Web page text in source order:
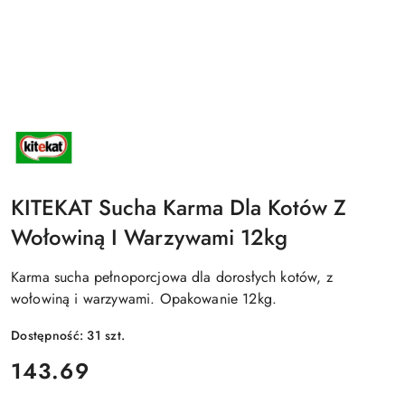
NAZWA
PRODUCENTA:
KITEKAT
KITEKAT Sucha Karma Dla Kotów Z
Wołowiną I Warzywami 12kg
Karma sucha pełnoporcjowa dla dorosłych kotów, z
wołowiną i warzywami. Opakowanie 12kg.
Dostępność:31szt.
cena:
143.69